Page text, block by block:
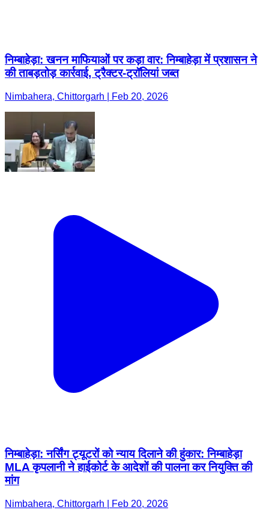
निम्बाहेड़ा: खनन माफियाओं पर कड़ा वार: निम्बाहेड़ा में प्रशासन ने
की ताबड़तोड़ कार्रवाई, ट्रैक्टर-ट्रॉलियां जब्त
Nimbahera, Chittorgarh | Feb 20, 2026
निम्बाहेड़ा: नर्सिंग ट्यूटरों को न्याय दिलाने की हुंकार: निम्बाहेड़ा
MLA कृपलानी ने हाईकोर्ट के आदेशों की पालना कर नियुक्ति की
मांग
Nimbahera, Chittorgarh | Feb 20, 2026